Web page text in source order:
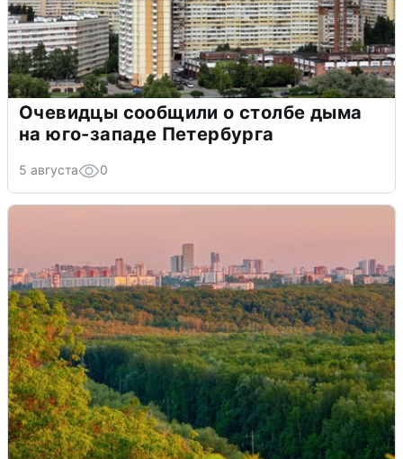
Очевидцы сообщили о столбе дыма
на юго-западе Петербурга
5 августа 0